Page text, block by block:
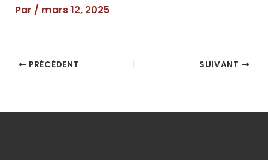
Par / mars 12, 2025
PRÉCÉDENT SUIVANT